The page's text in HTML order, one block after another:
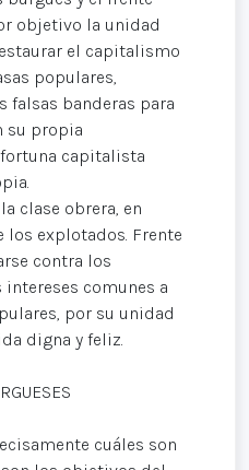
objetivo la unidad
el capitalismo
populares,
falsas banderas para
su propia
capitalista
clase obrera, en
los explotados. Frente
contra los
comunes a
por su unidad
digna y feliz.
cuáles son